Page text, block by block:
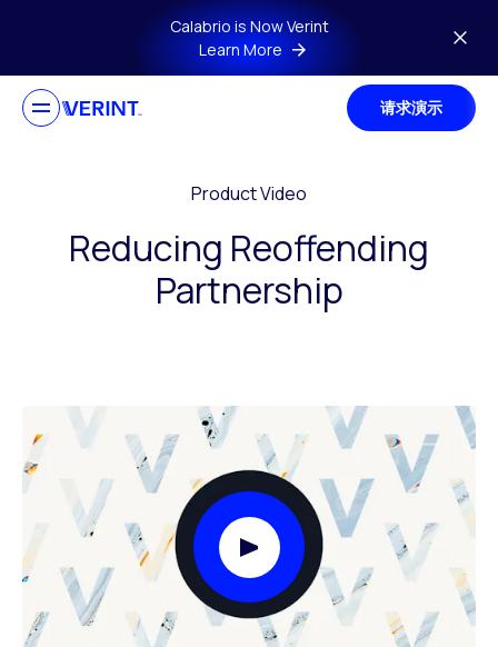
Skip to main contentCalabrio is Now Verint
Learn More
请求演示
Product Video
Reducing Reoffending
Partnership
Play Video Modal